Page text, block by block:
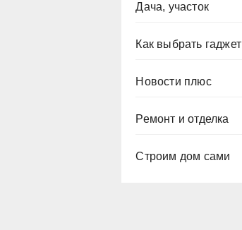
Дача, участок
Как выбрать гаджет
Новости плюс
Ремонт и отделка
Строим дом сами